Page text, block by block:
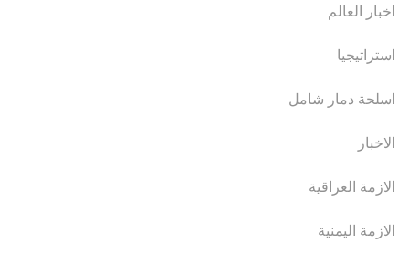
اخبار العالم
استراتيجيا
اسلحة دمار شامل
الاخبار
الازمة العراقية
الازمة اليمنية